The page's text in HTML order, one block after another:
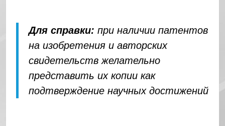
Для справки: при наличии патентов
на изобретения и авторских
свидетельств желательно
представить их копии как
подтверждение научных достижений